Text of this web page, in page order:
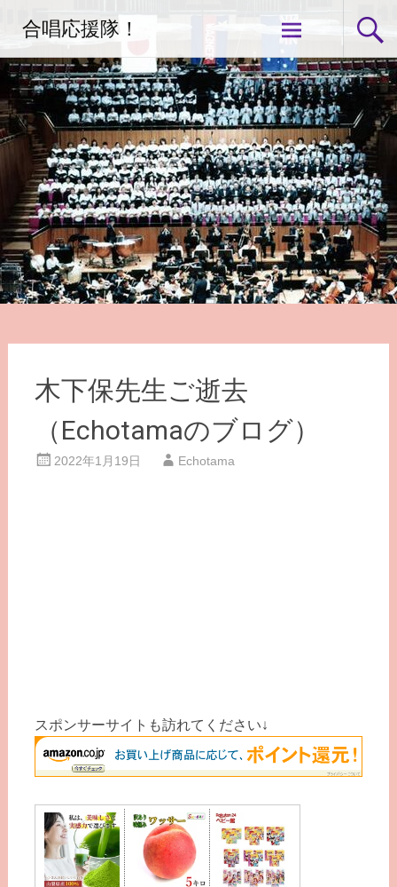
ン
ツ
へ
ス
合唱応援隊！
木下保先生ご逝去
（Echotamaのブログ）
2022年1月19日 Echotama
スポンサーサイトも訪れてください↓